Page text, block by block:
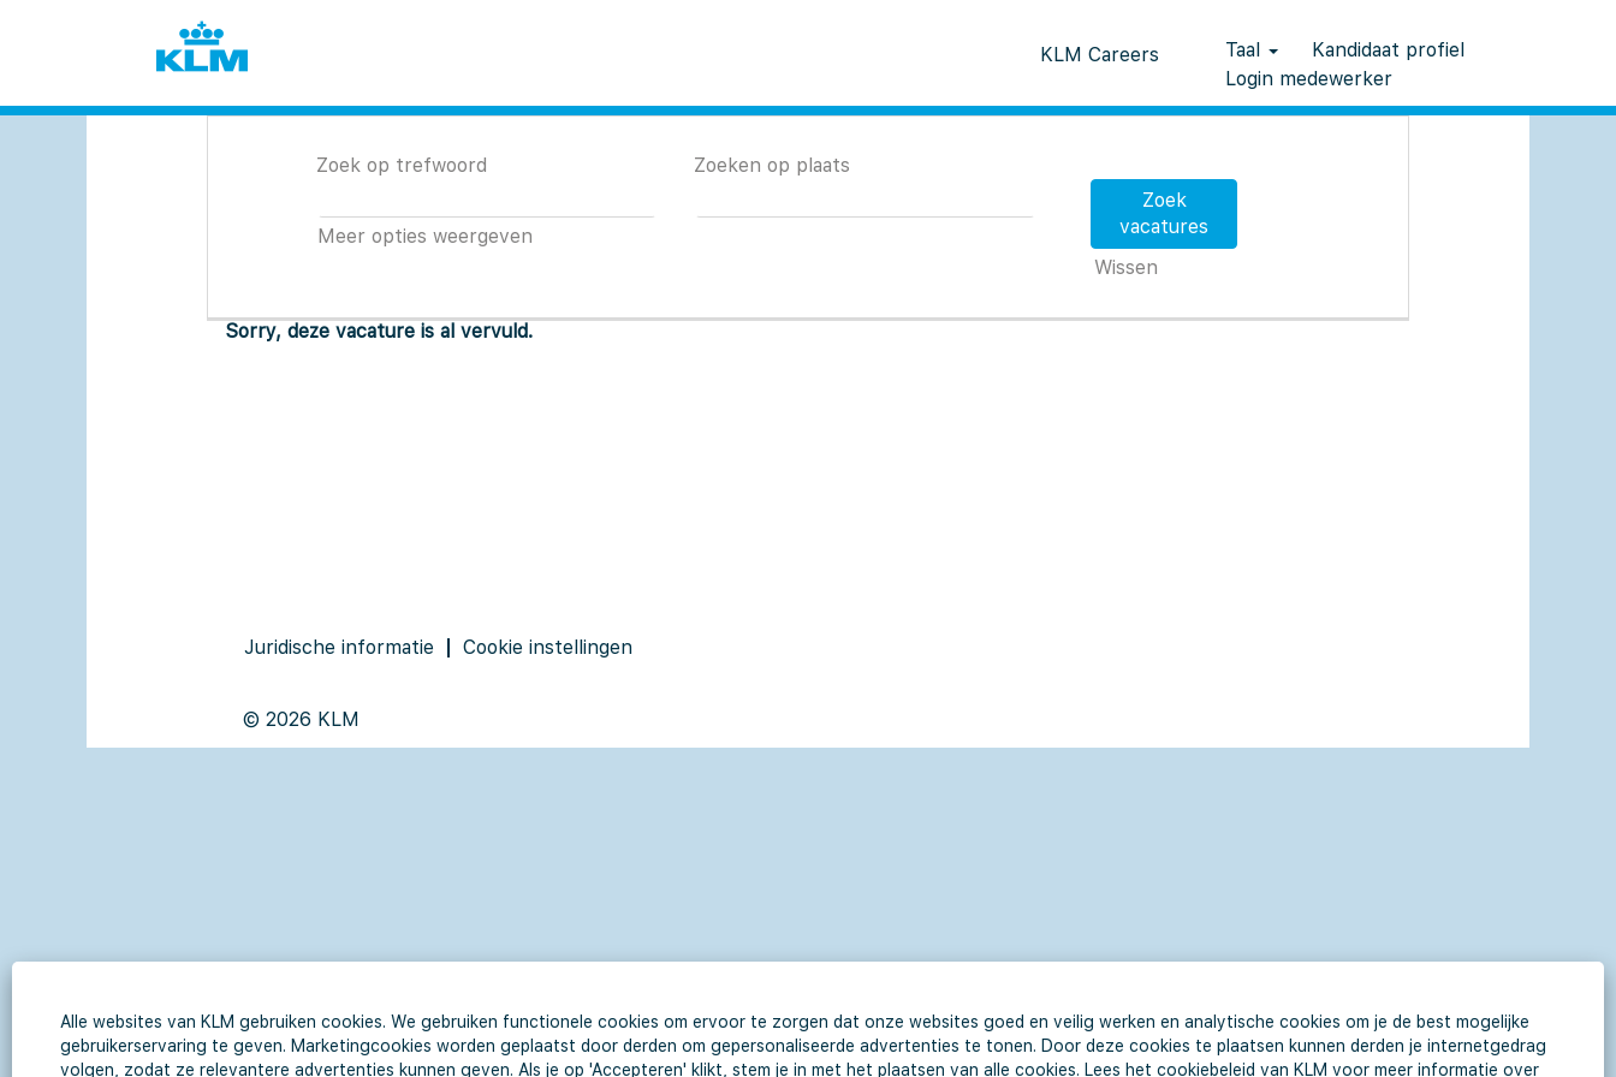
Alle websites van KLM gebruiken cookies. We gebruiken functionele cookies om ervoor te zorgen dat onze websites goed en veilig werken en analytische cookies om je de best mogelijke
gebruikerservaring te geven. Marketingcookies worden geplaatst door derden om gepersonaliseerde advertenties te tonen. Door deze cookies te plaatsen kunnen derden je internetgedrag
volgen, zodat ze relevantere advertenties kunnen geven. Als je op 'Accepteren' klikt, stem je in met het plaatsen van alle cookies. Lees het cookiebeleid van KLM voor meer informatie over
KLM Careers Taal
Kandidaat profiel
Login medewerker
Zoek op trefwoord Zoeken op plaats
Meer opties weergeven
Wissen
Sorry, deze vacature is al vervuld.
Juridische informatie Cookie instellingen
© 2026 KLM